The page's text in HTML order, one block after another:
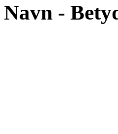
Navn -